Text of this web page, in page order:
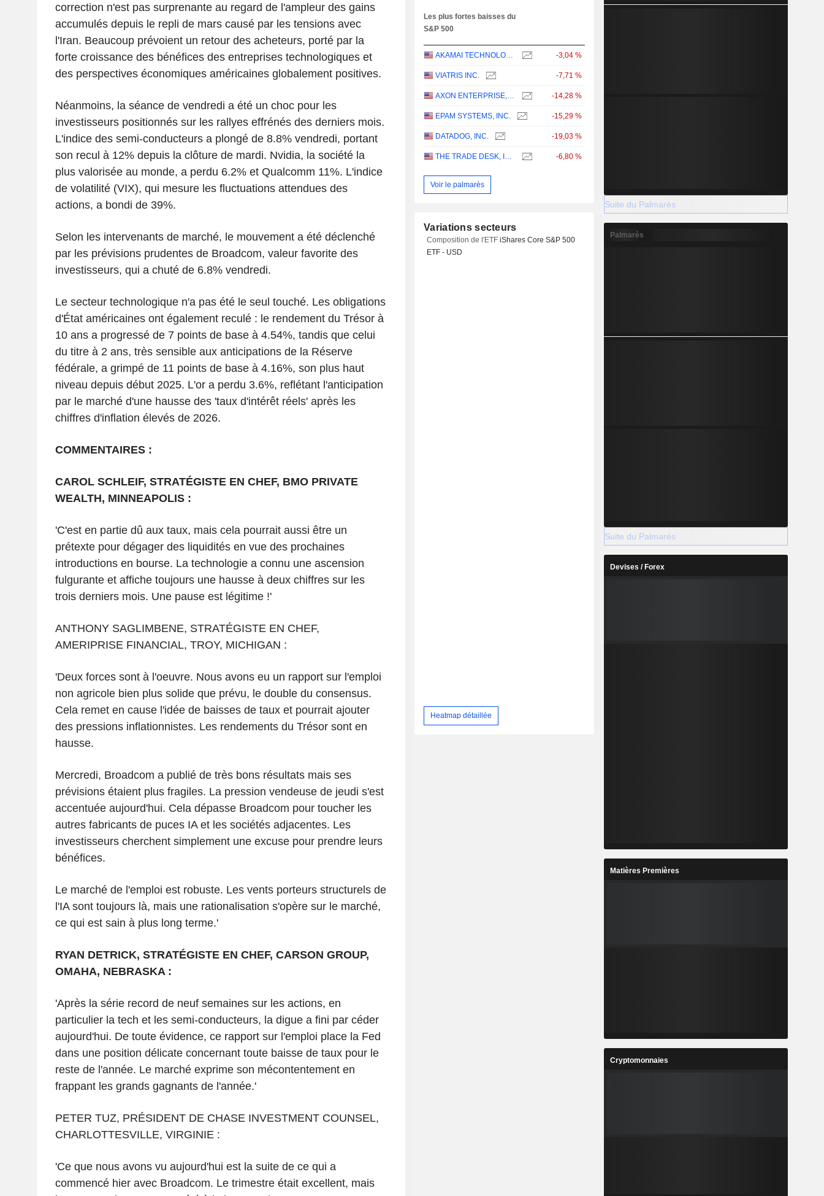
correction n'est pas surprenante au regard de l'ampleur des gains
accumulés depuis le repli de mars causé par les tensions avec
l'Iran. Beaucoup prévoient un retour des acheteurs, porté par la
forte croissance des bénéfices des entreprises technologiques et
des perspectives économiques américaines globalement positives.
Néanmoins, la séance de vendredi a été un choc pour les
investisseurs positionnés sur les rallyes effrénés des derniers mois.
L'indice des semi-conducteurs a plongé de 8.8% vendredi, portant
son recul à 12% depuis la clôture de mardi. Nvidia, la société la
plus valorisée au monde, a perdu 6.2% et Qualcomm 11%. L'indice
de volatilité (VIX), qui mesure les fluctuations attendues des
actions, a bondi de 39%.
Selon les intervenants de marché, le mouvement a été déclenché
par les prévisions prudentes de Broadcom, valeur favorite des
investisseurs, qui a chuté de 6.8% vendredi.
Le secteur technologique n'a pas été le seul touché. Les obligations
d'État américaines ont également reculé : le rendement du Trésor à
10 ans a progressé de 7 points de base à 4.54%, tandis que celui
du titre à 2 ans, très sensible aux anticipations de la Réserve
fédérale, a grimpé de 11 points de base à 4.16%, son plus haut
niveau depuis début 2025. L'or a perdu 3.6%, reflétant l'anticipation
par le marché d'une hausse des 'taux d'intérêt réels' après les
chiffres d'inflation élevés de 2026.
COMMENTAIRES :
CAROL SCHLEIF, STRATÉGISTE EN CHEF, BMO PRIVATE
WEALTH, MINNEAPOLIS :
'C'est en partie dû aux taux, mais cela pourrait aussi être un
prétexte pour dégager des liquidités en vue des prochaines
introductions en bourse. La technologie a connu une ascension
fulgurante et affiche toujours une hausse à deux chiffres sur les
trois derniers mois. Une pause est légitime !'
ANTHONY SAGLIMBENE, STRATÉGISTE EN CHEF,
AMERIPRISE FINANCIAL, TROY, MICHIGAN :
'Deux forces sont à l'oeuvre. Nous avons eu un rapport sur l'emploi
non agricole bien plus solide que prévu, le double du consensus.
Cela remet en cause l'idée de baisses de taux et pourrait ajouter
des pressions inflationnistes. Les rendements du Trésor sont en
hausse.
Mercredi, Broadcom a publié de très bons résultats mais ses
prévisions étaient plus fragiles. La pression vendeuse de jeudi s'est
accentuée aujourd'hui. Cela dépasse Broadcom pour toucher les
autres fabricants de puces IA et les sociétés adjacentes. Les
investisseurs cherchent simplement une excuse pour prendre leurs
bénéfices.
Le marché de l'emploi est robuste. Les vents porteurs structurels de
l'IA sont toujours là, mais une rationalisation s'opère sur le marché,
ce qui est sain à plus long terme.'
RYAN DETRICK, STRATÉGISTE EN CHEF, CARSON GROUP,
OMAHA, NEBRASKA :
'Après la série record de neuf semaines sur les actions, en
particulier la tech et les semi-conducteurs, la digue a fini par céder
aujourd'hui. De toute évidence, ce rapport sur l'emploi place la Fed
dans une position délicate concernant toute baisse de taux pour le
reste de l'année. Le marché exprime son mécontentement en
frappant les grands gagnants de l'année.'
PETER TUZ, PRÉSIDENT DE CHASE INVESTMENT COUNSEL,
CHARLOTTESVILLE, VIRGINIE :
'Ce que nous avons vu aujourd'hui est la suite de ce qui a
commencé hier avec Broadcom. Le trimestre était excellent, mais
Les plus fortes baisses du
S&P 500
AKAMAI TECHNOLOGIES, INC. -3,04 %
VIATRIS INC. -7,71 %
AXON ENTERPRISE, INC. -14,28 %
EPAM SYSTEMS, INC. -15,29 %
DATADOG, INC. -19,03 %
THE TRADE DESK, INC. -6,80 %
Voir le palmarès
Variations secteurs
Composition de l'ETFiShares Core S&P 500
ETF - USD
Heatmap détaillée
Suite du Palmarès
Palmarès
Suite du Palmarès
Devises / Forex
Matières Premières
Cryptomonnaies